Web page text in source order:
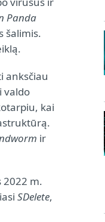
Panda
šalimis.
anksčiau
valdo
kai
ir
2022 m.
SDelete,